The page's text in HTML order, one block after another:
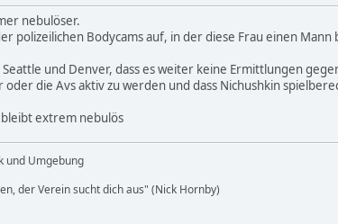
nebulöser.
polizeilichen Bodycams auf, in der diese Frau einen
und Denver, dass es weiter keine Ermittlungen
oder die Avs aktiv zu werden und dass Nichushkin
extrem nebulös
und Umgebung
der Verein sucht dich aus" (Nick Hornby)